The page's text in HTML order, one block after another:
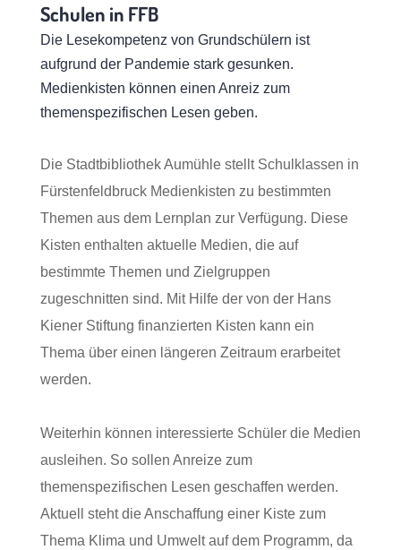
Schulen in FFB
Die Lesekompetenz von Grundschülern ist
aufgrund der Pandemie stark gesunken.
Medienkisten können einen Anreiz zum
themenspezifischen Lesen geben.
Die Stadtbibliothek Aumühle stellt Schulklassen in
Fürstenfeldbruck Medienkisten zu bestimmten
Themen aus dem Lernplan zur Verfügung. Diese
Kisten enthalten aktuelle Medien, die auf
bestimmte Themen und Zielgruppen
zugeschnitten sind. Mit Hilfe der von der Hans
Kiener Stiftung finanzierten Kisten kann ein
Thema über einen längeren Zeitraum erarbeitet
werden.
Weiterhin können interessierte Schüler die Medien
ausleihen. So sollen Anreize zum
themenspezifischen Lesen geschaffen werden.
Aktuell steht die Anschaffung einer Kiste zum
Thema Klima und Umwelt auf dem Programm, da